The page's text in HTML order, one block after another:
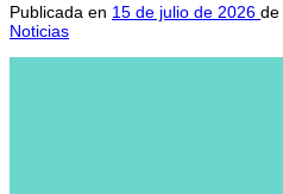
Publicada en 15 de julio de 2026 de
Noticias